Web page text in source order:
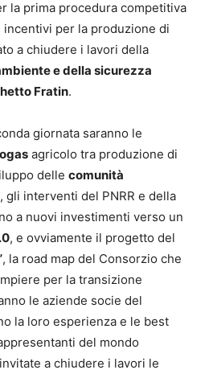
la prima procedura competitiva
per la produzione di
a chiudere i lavori della
e della sicurezza
Fratin.
giornata saranno le
agricolo tra produzione di
delle comunità
gli interventi del PNRR e della
a nuovi investimenti verso un
, e ovviamente il progetto del
, la road map del Consorzio che
per la transizione
le aziende socie del
la loro esperienza e le best
del mondo
a chiudere i lavori le